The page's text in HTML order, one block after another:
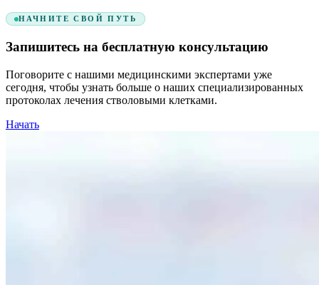
НАЧНИТЕ СВОЙ ПУТЬ
Запишитесь на бесплатную консультацию
Поговорите с нашими медицинскими экспертами уже
сегодня, чтобы узнать больше о наших специализированных
протоколах лечения стволовыми клетками.
Начать